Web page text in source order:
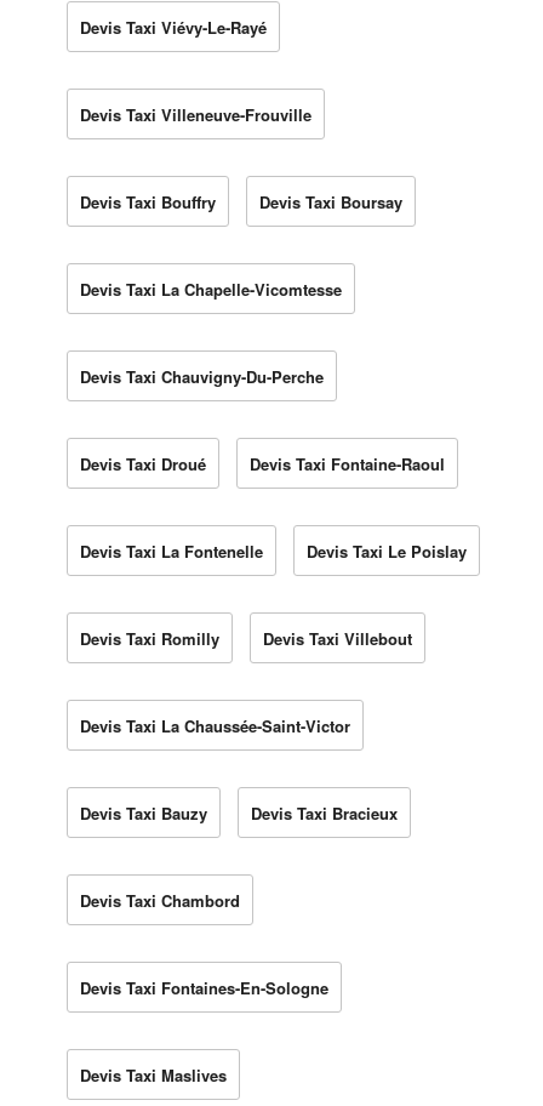
Devis Taxi Viévy-Le-Rayé
Devis Taxi Villeneuve-Frouville
Devis Taxi Bouffry Devis Taxi Boursay
Devis Taxi La Chapelle-Vicomtesse
Devis Taxi Chauvigny-Du-Perche
Devis Taxi Droué Devis Taxi Fontaine-Raoul
Devis Taxi La Fontenelle Devis Taxi Le Poislay
Devis Taxi Romilly Devis Taxi Villebout
Devis Taxi La Chaussée-Saint-Victor
Devis Taxi Bauzy Devis Taxi Bracieux
Devis Taxi Chambord
Devis Taxi Fontaines-En-Sologne
Devis Taxi Maslives